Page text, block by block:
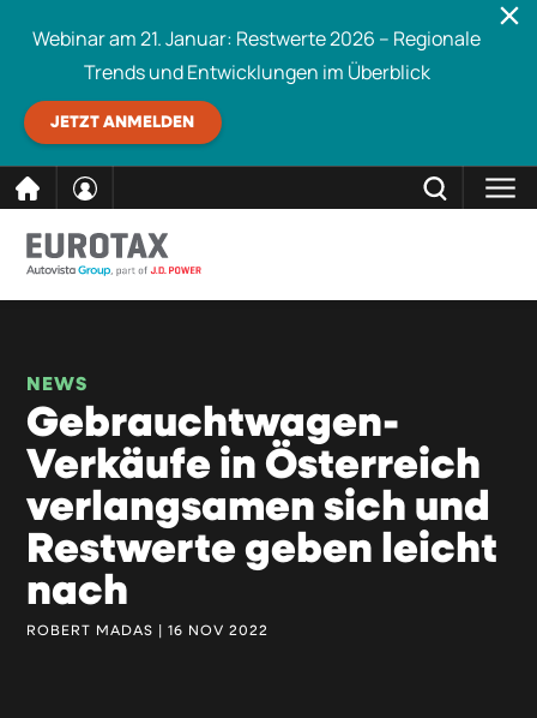
Inhalt
Webinar am 21. Januar: Restwerte 2026 – Regionale
Trends und Entwicklungen im Überblick
JETZT ANMELDEN
NEWS
Gebrauchtwagen-
Verkäufe in Österreich
verlangsamen sich und
Restwerte geben leicht
nach
ROBERT MADAS | 16 NOV 2022